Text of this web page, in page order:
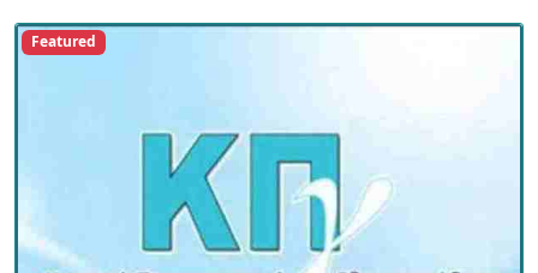
Featured